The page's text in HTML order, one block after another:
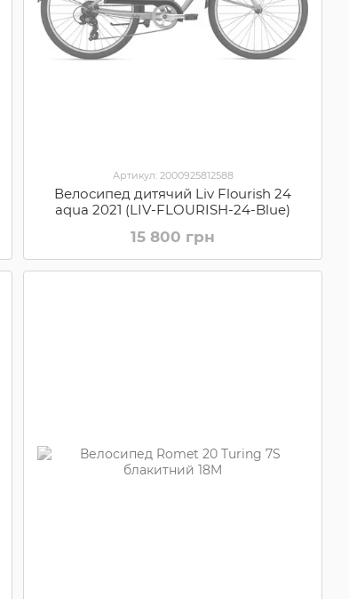
Артикул: 2000925812588
Велосипед дитячий Liv Flourish 24
aqua 2021 (LIV-FLOURISH-24-Blue)
15 800 грн